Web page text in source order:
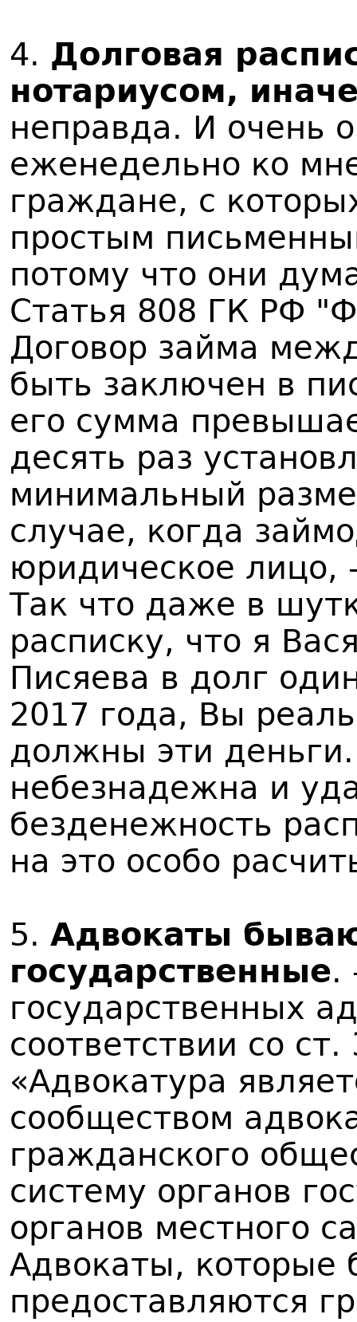
4. Долговая
нотариусом,
неправда. И очень
еженедельно ко
граждане, с
простым
потому что они
Статья 808 ГК РФ
Договор займа
быть заключен в
его сумма
десять раз
минимальный
случае, когда
юридическое лицо,
Так что даже в
расписку, что я
Писяева в долг
2017 года, Вы
должны эти
небезнадежна и
безденежность
на это особо
5. Адвокаты
государственные.
государственных
соответствии со
«Адвокатура
сообществом
гражданского
систему органов
органов местного
Адвокаты, которые
предоставляются